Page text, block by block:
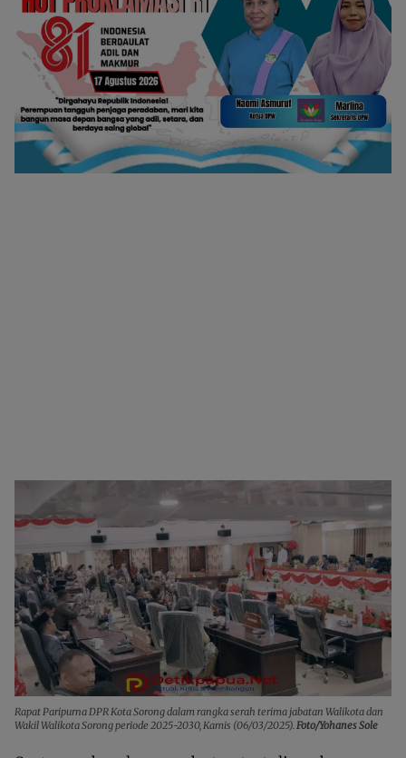
Rapat Paripurna DPR Kota Sorong dalam rangka serah terima jabatan Walikota dan
Wakil Walikota Sorong periode 2025-2030, Kamis (06/03/2025).Foto/Yohanes Sole